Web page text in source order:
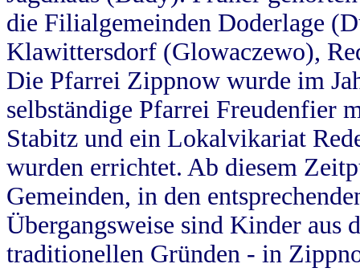
die Filialgemeinden Doderlage
Klawittersdorf (Glowaczewo),
Die Pfarrei Zippnow wurde im
selbständige Pfarrei Freudenfier
Stabitz und ein Lokalvikariat
wurden errichtet. Ab diesem
Gemeinden, in den
Übergangsweise sind Kinder aus
traditionellen Gründen - in